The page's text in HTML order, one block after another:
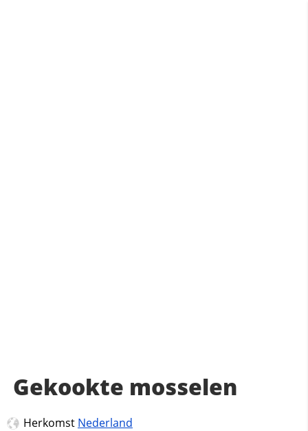
Gekookte mosselen
Herkomst Nederland